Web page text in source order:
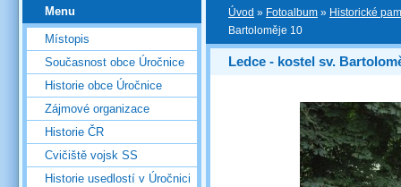
Úvod » Fotoalbum » Historické
Bartoloměje 10
Ledce - kostel sv.
Menu
Místopis
Současnost obce Úročnice
Historie obce Úročnice
Zájmové organizace
Historie ČR
Cvičiště vojsk SS
Historie usedlostí v Úročnici